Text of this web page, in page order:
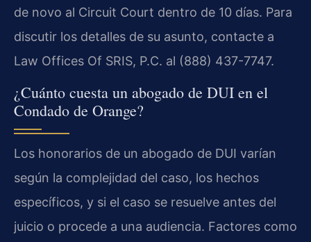
de novo al Circuit Court dentro de 10 días. Para
discutir los detalles de su asunto, contacte a
Law Offices Of SRIS, P.C. al (888) 437-7747.
¿Cuánto cuesta un abogado de DUI en el
Condado de Orange?
Los honorarios de un abogado de DUI varían
según la complejidad del caso, los hechos
específicos, y si el caso se resuelve antes del
juicio o procede a una audiencia. Factores como